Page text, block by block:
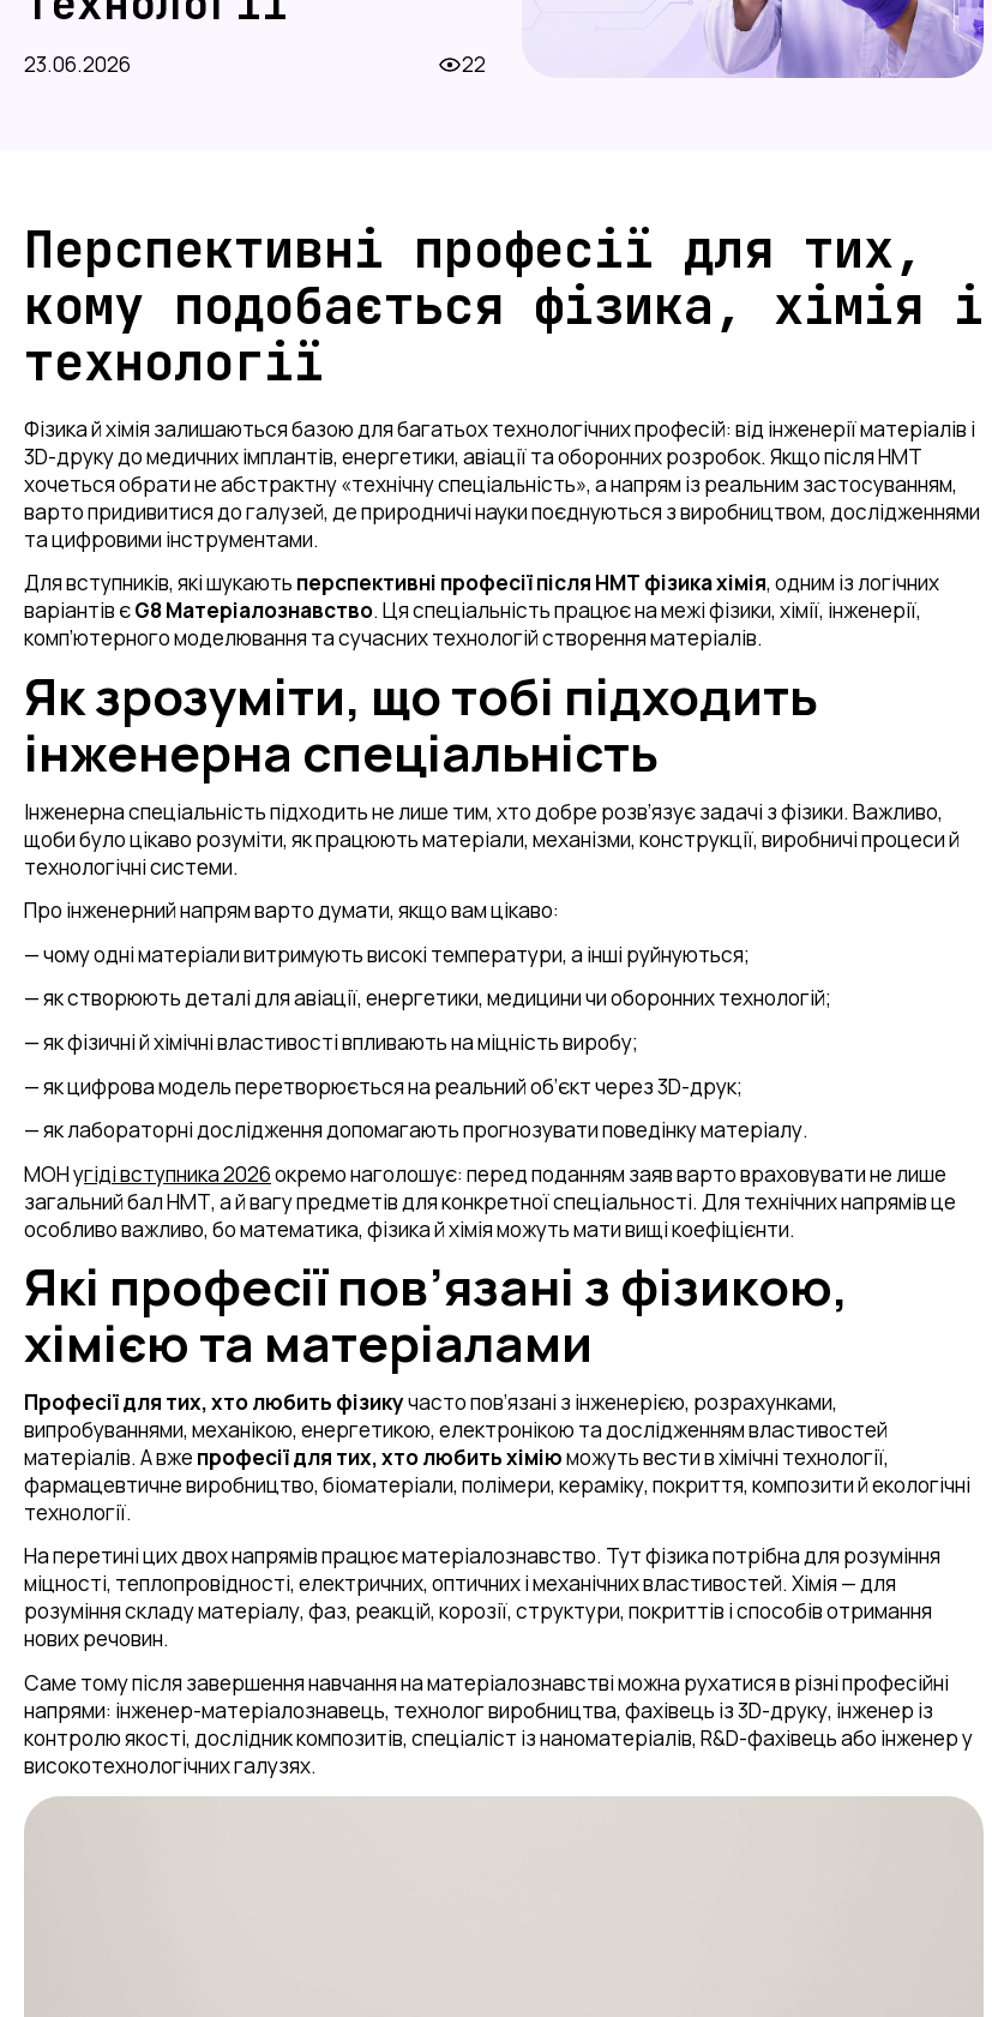
Лабораторія
підготовки шліфів
Лабораторія 3D
моделювання
Лабораторія оптичної
монокристалів
Лабораторія
компактування
порошків
2023/2024
23.06.2026 22
Перспективні професії для тих,
кому подобається фізика, хімія і
технології
Фізика й хімія залишаються базою для багатьох технологічних професій: від інженерії матеріалів і
3D-друку до медичних імплантів, енергетики, авіації та оборонних розробок. Якщо після НМТ
хочеться обрати не абстрактну «технічну спеціальність», а напрям із реальним застосуванням,
варто придивитися до галузей, де природничі науки поєднуються з виробництвом, дослідженнями
та цифровими інструментами.
Для вступників, які шукають перспективні професії після НМТ фізика хімія, одним із логічних
варіантів єG8 Матеріалознавство. Ця спеціальність працює на межі фізики, хімії, інженерії,
комп’ютерного моделювання та сучасних технологій створення матеріалів.
Як зрозуміти, що тобі підходить
інженерна спеціальність
Інженерна спеціальність підходить не лише тим, хто добре розв’язує задачі з фізики. Важливо,
щоби було цікаво розуміти, як працюють матеріали, механізми, конструкції, виробничі процеси й
технологічні системи.
Про інженерний напрям варто думати, якщо вам цікаво:
— чому одні матеріали витримують високі температури, а інші руйнуються;
— як створюють деталі для авіації, енергетики, медицини чи оборонних технологій;
— як фізичні й хімічні властивості впливають на міцність виробу;
— як цифрова модель перетворюється на реальний об’єкт через 3D-друк;
— як лабораторні дослідження допомагають прогнозувати поведінку матеріалу.
МОН угіді вступника 2026окремо наголошує: перед поданням заяв варто враховувати не лише
загальний бал НМТ, а й вагу предметів для конкретної спеціальності. Для технічних напрямів це
особливо важливо, бо математика, фізика й хімія можуть мати вищі коефіцієнти.
Які професії пов’язані з фізикою,
хімією та матеріалами
Професії для тих, хтолюбить фізикучасто пов’язані з інженерією, розрахунками,
випробуваннями, механікою, енергетикою, електронікою та дослідженням властивостей
матеріалів. А вже професії для тих, хтолюбить хіміюможуть вести в хімічні технології,
фармацевтичне виробництво, біоматеріали, полімери, кераміку, покриття, композити й екологічні
технології.
На перетині цих двох напрямів працює матеріалознавство. Тут фізика потрібна для розуміння
міцності, теплопровідності, електричних, оптичних і механічних властивостей. Хімія — для
розуміння складу матеріалу, фаз, реакцій, корозії, структури, покриттів і способів отримання
нових речовин.
Саме тому після завершення навчання на матеріалознавстві можна рухатися в різні професійні
напрями: інженер-матеріалознавець, технолог виробництва, фахівець із 3D-друку, інженер із
контролю якості, дослідник композитів, спеціаліст із наноматеріалів, R&D-фахівець або інженер у
високотехнологічних галузях.